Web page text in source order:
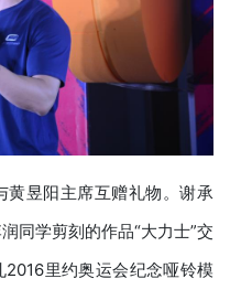
昱阳主席互赠礼物。谢承
同学剪刻的作品“大力士”交
里约奥运会纪念哑铃模